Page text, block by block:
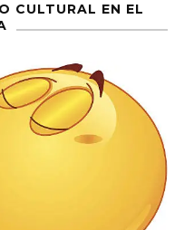
CULTURAL EN EL